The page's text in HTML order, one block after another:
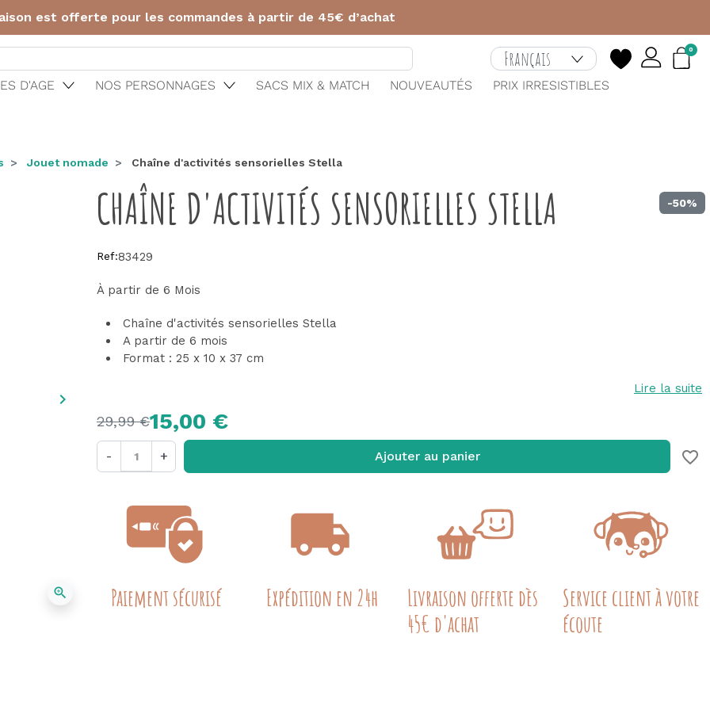
est offerte pour les commandes à partir de 45€ d’achat
0
D'AGE NOS PERSONNAGES SACS MIX & MATCH NOUVEAUTÉS PRIX IRRESISTIBLES
Jouet nomade Chaîne d'activités sensorielles Stella
Suivant
keyboard_arrow_right
zoom_in
CHAÎNE D'ACTIVITÉS SENSORIELLES STELLA -50%
Ref:83429
À partir de 6 Mois
Chaîne d'activités sensorielles Stella
A partir de 6 mois
Format : 25 x 10 x 37 cm
Lire la suite
29,99 €15,00 €
- + Ajouter au panier favorite_border
Paiement sécurisé Expédition en 24h
Livraison offerte dès
45€ d'achat
Service client à votre
écoute